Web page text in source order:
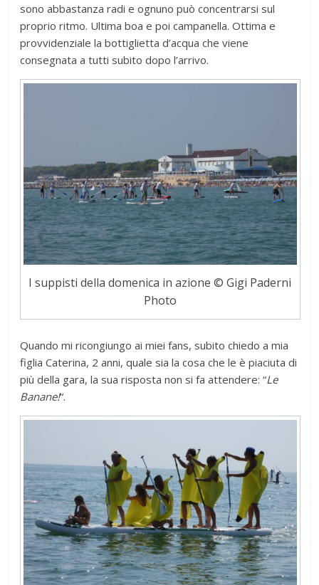
sono abbastanza radi e ognuno può concentrarsi sul
proprio ritmo. Ultima boa e poi campanella. Ottima e
provvidenziale la bottiglietta d’acqua che viene
consegnata a tutti subito dopo l’arrivo.
I suppisti della domenica in azione © Gigi Paderni
Photo
Quando mi ricongiungo ai miei fans, subito chiedo a mia
figlia Caterina, 2 anni, quale sia la cosa che le è piaciuta di
più della gara, la sua risposta non si fa attendere: “Le
Banane!“.